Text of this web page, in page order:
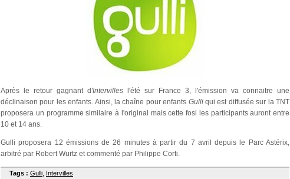
Après le retour gagnant d'Intervilles l'été sur France 3, l'émission va connaitre une
déclinaison pour les enfants. Ainsi, la chaîne pour enfants Gulliqui est diffusée sur la TNT
proposera un programme similaire à l'original mais cette fosi les participants auront entre
10 et 14 ans.
Gulli proposera 12 émissions de 26 minutes à partir du 7 avril depuis le Parc Astérix,
arbitré par Robert Wurtz et commenté par Philippe Corti.
Tags : Gulli Intervilles